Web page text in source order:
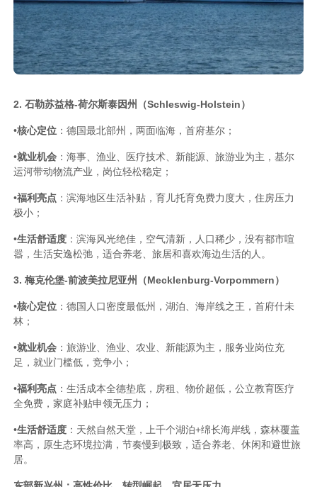
2. 石勒苏益格-荷尔斯泰因州（Schleswig-Holstein）
•核心定位 ：德国最北部州，两面临海，首府基尔；
•就业机会 ：海事、渔业、医疗技术、新能源、旅游业为主，基尔
运河带动物流产业，岗位轻松稳定；
•福利亮点 ：滨海地区生活补贴，育儿托育免费力度大，住房压力
极小；
•生活舒适度 ：滨海风光绝佳，空气清新，人口稀少，没有都市喧
嚣，生活安逸松弛，适合养老、旅居和喜欢海边生活的人。
3. 梅克伦堡-前波美拉尼亚州（Mecklenburg-Vorpommern）
•核心定位 ：德国人口密度最低州，湖泊、海岸线之王，首府什未
林；
•就业机会 ：旅游业、渔业、农业、新能源为主，服务业岗位充
足，就业门槛低，竞争小；
•福利亮点 ：生活成本全德垫底，房租、物价超低，公立教育医疗
全免费，家庭补贴申领无压力；
•生活舒适度 ：天然自然天堂，上千个湖泊+绵长海岸线，森林覆盖
率高，原生态环境拉满，节奏慢到极致，适合养老、休闲和避世旅
居。